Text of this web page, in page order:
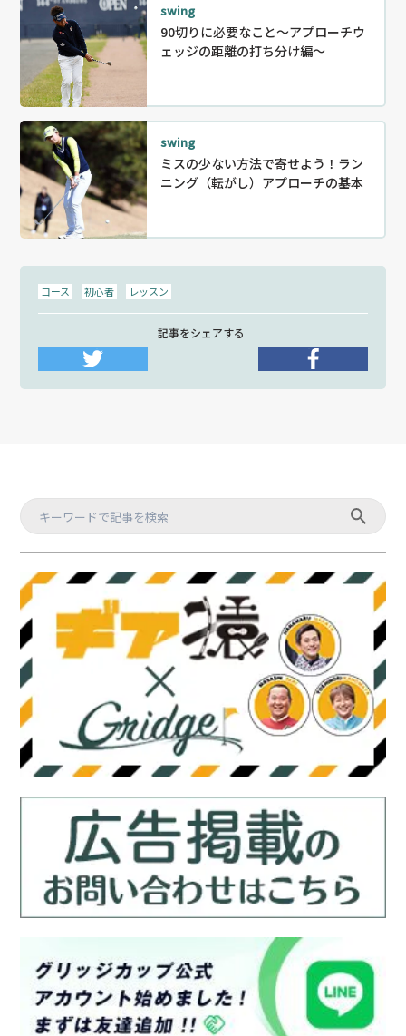
swing
90切りに必要なこと～アプローチウ
ェッジの距離の打ち分け編～
swing
ミスの少ない方法で寄せよう！ラン
ニング（転がし）アプローチの基本
コース 初心者 レッスン
記事をシェアする